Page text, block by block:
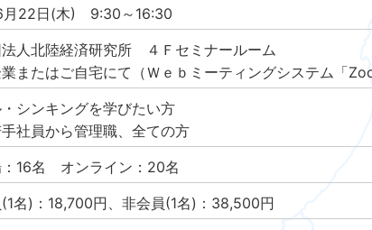
月22日(木) 9:30～16:30
人北陸経済研究所 ４Ｆセミナールーム
またはご自宅にて（Ｗｅｂミーティングシステム「
シンキングを学びたい方
社員から管理職、全ての方
：16名 オンライン：20名
名)：18,700円、非会員(1名)：38,500円